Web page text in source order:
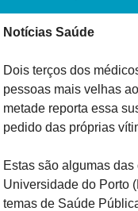
Notícias Saúde
Dois terços dos
pessoas mais velhas
metade reporta essa
pedido das próprias
Estas são algumas
Universidade do Porto
temas de Saúde